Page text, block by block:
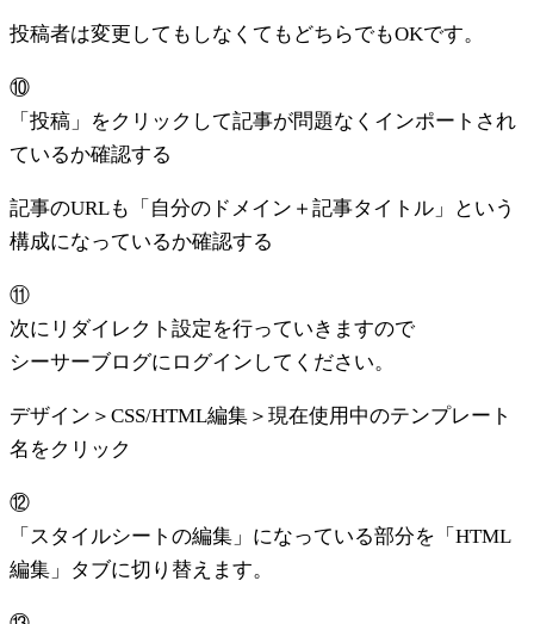
投稿者は変更してもしなくてもどちらでもOKです。
⑩
「投稿」をクリックして記事が問題なくインポートされ
ているか確認する
記事のURLも「自分のドメイン＋記事タイトル」という
構成になっているか確認する
⑪
次にリダイレクト設定を行っていきますので
シーサーブログにログインしてください。
デザイン＞CSS/HTML編集＞現在使用中のテンプレート
名をクリック
⑫
「スタイルシートの編集」になっている部分を「HTML
編集」タブに切り替えます。